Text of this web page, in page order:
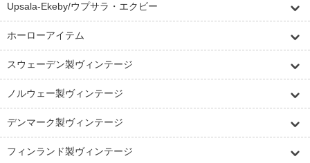
Upsala-Ekeby/ウプサラ・エクビー
ホーローアイテム
スウェーデン製ヴィンテージ
ノルウェー製ヴィンテージ
デンマーク製ヴィンテージ
フィンランド製ヴィンテージ